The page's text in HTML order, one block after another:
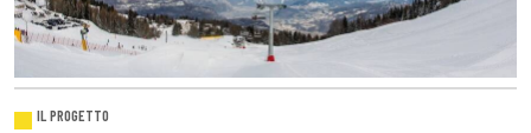
IL PROGETTO